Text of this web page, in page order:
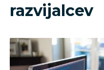
razvijalcev